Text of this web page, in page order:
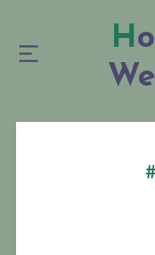
Hollands